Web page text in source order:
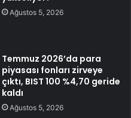
Ağustos 5, 2026
Temmuz 2026’da para
piyasası fonları zirveye
çıktı, BIST 100 %4,70 geride
kaldı
Ağustos 5, 2026